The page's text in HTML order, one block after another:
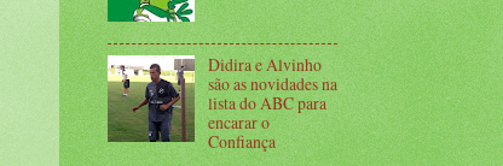
Didira e Alvinho
são as novidades na
lista do ABC para
encarar o
Confiança